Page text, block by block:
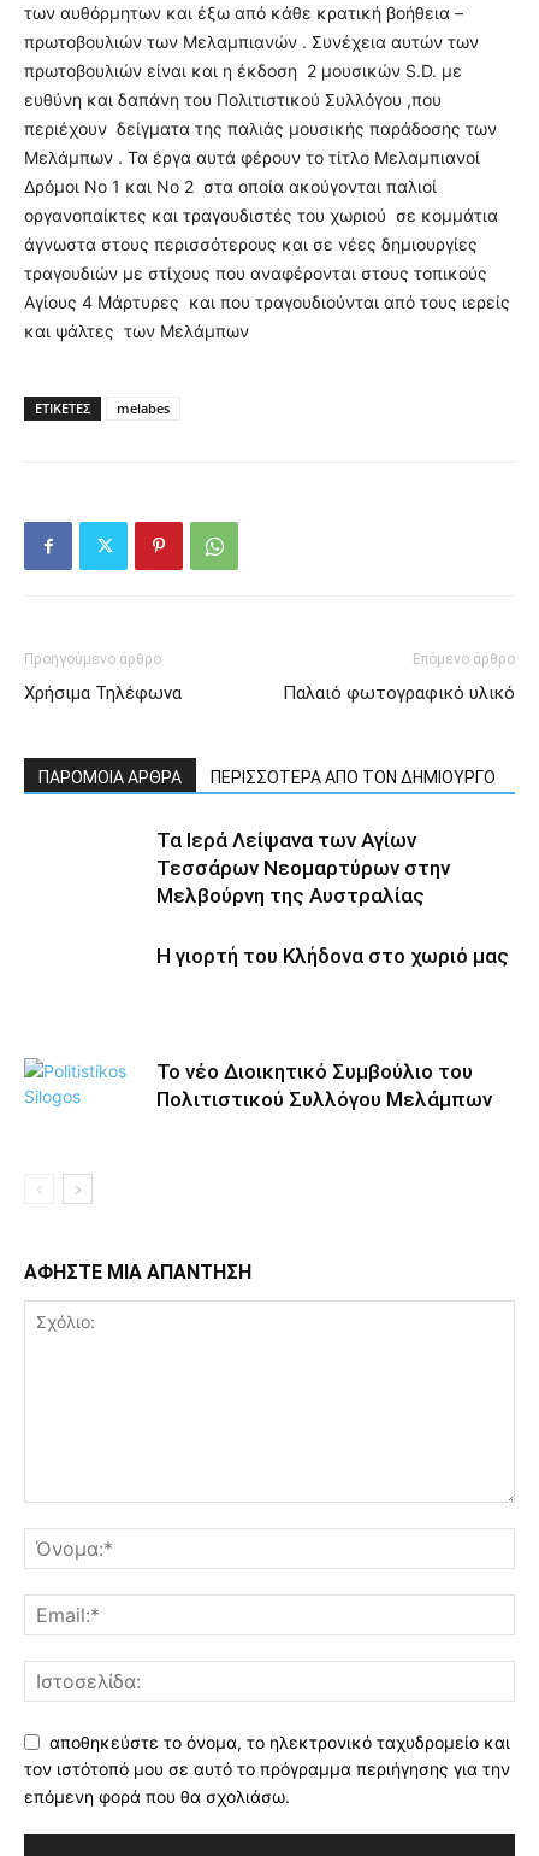
των αυθόρμητων και έξω από κάθε κρατική βοήθεια –
πρωτοβουλιών των Μελαμπιανών . Συνέχεια αυτών των
πρωτοβουλιών είναι και η έκδοση 2 μουσικών S.D. με
ευθύνη και δαπάνη του Πολιτιστικού Συλλόγου ,που
περιέχουν δείγματα της παλιάς μουσικής παράδοσης των
Μελάμπων . Τα έργα αυτά φέρουν το τίτλο Μελαμπιανοί
Δρόμοι Νο 1 και Νο 2 στα οποία ακούγονται παλιοί
οργανοπαίκτες και τραγουδιστές του χωριού σε κομμάτια
άγνωστα στους περισσότερους και σε νέες δημιουργίες
τραγουδιών με στίχους που αναφέρονται στους τοπικούς
Αγίους 4 Μάρτυρες και που τραγουδιούνται από τους ιερείς
και ψάλτες των Μελάμπων
ΕΤΙΚΕΤΕΣ melabes
Προηγούμενο άρθρο
Χρήσιμα Τηλέφωνα
Επόμενο άρθρο
Παλαιό φωτογραφικό υλικό
ΠΑΡΟΜΟΙΑ ΑΡΘΡΑ ΠΕΡΙΣΣΟΤΕΡΑ ΑΠΟ ΤΟΝ ΔΗΜΙΟΥΡΓΟ
Τα Ιερά Λείψανα των Αγίων
Τεσσάρων Νεομαρτύρων στην
Μελβούρνη της Αυστραλίας
Η γιορτή του Κλήδονα στο χωριό μας
Το νέο Διοικητικό Συμβούλιο του
Πολιτιστικού Συλλόγου Μελάμπων
ΑΦΗΣΤΕ ΜΙΑ ΑΠΑΝΤΗΣΗ
αποθηκεύστε το όνομα, το ηλεκτρονικό ταχυδρομείο και
τον ιστότοπό μου σε αυτό το πρόγραμμα περιήγησης για την
επόμενη φορά που θα σχολιάσω.